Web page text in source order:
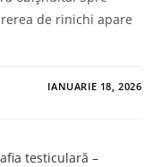
de rinichi apare
IANUARIE 18, 2026